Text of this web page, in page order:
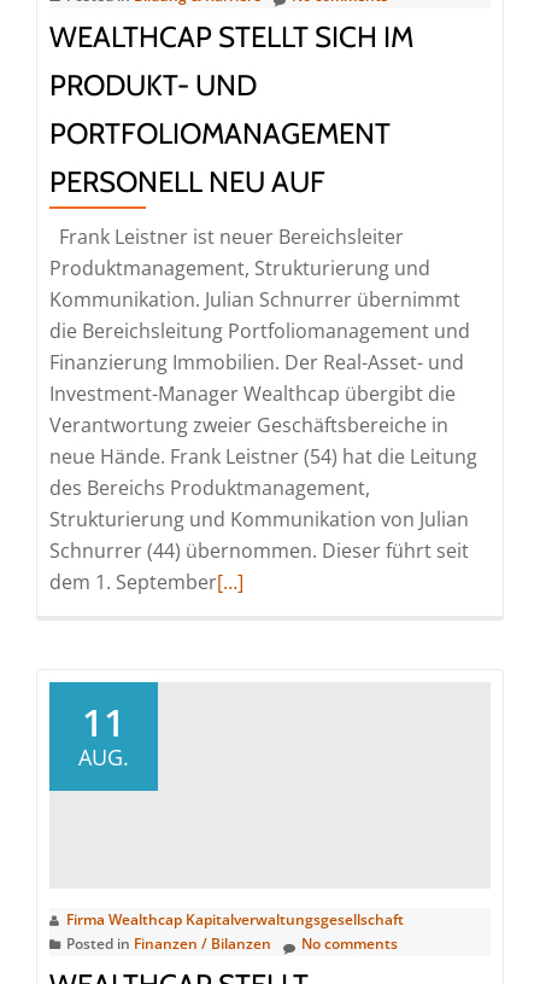
40,5
Euro
WEALTHCAP STELLT SICH IM
PRODUKT- UND
PORTFOLIOMANAGEMENT
PERSONELL NEU AUF
Frank Leistner ist neuer Bereichsleiter
Produktmanagement, Strukturierung und
Kommunikation. Julian Schnurrer übernimmt
die Bereichsleitung Portfoliomanagement und
Finanzierung Immobilien. Der Real-Asset- und
Investment-Manager Wealthcap übergibt die
Verantwortung zweier Geschäftsbereiche in
neue Hände. Frank Leistner (54) hat die Leitung
des Bereichs Produktmanagement,
Strukturierung und Kommunikation von Julian
Schnurrer (44) übernommen. Dieser führt seit
dem 1. SeptemberRead
neu
auf
[…]
11
AUG.
Firma Wealthcap Kapitalverwaltungsgesellschaft
Posted in Finanzen / Bilanzen No comments